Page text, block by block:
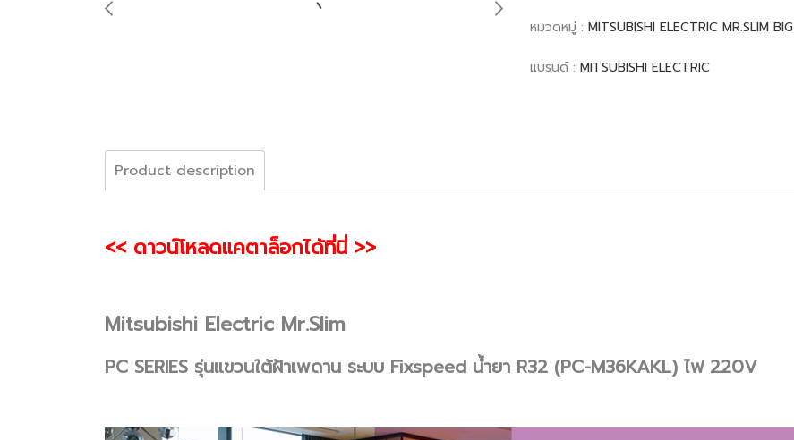
หมวดหมู่ : MITSUBISHI ELECTRIC MR.SLIM BIG
แบรนด์ : MITSUBISHI ELECTRIC
Product description
<< ดาวน์โหลดแคตาล็อกได้ที่นี่ >>
Mitsubishi Electric Mr.Slim
PC SERIES รุ่นแขวนใต้ฝ้าเพดาน ระบบ Fixspeed น้ำยา R32 (PC-M36KAKL) ไฟ 220V